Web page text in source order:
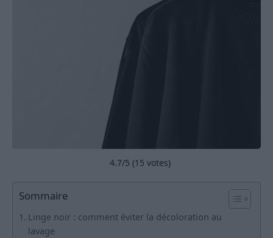
4.7/5 (15 votes)
Sommaire
Linge noir : comment éviter la décoloration au
lavage